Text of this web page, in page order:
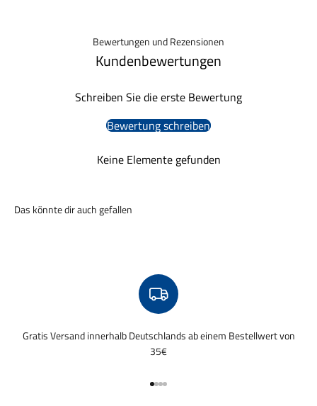
Bewertungen und Rezensionen
Kundenbewertungen
Schreiben Sie die erste Bewertung
Bewertung schreiben
Keine Elemente gefunden
Gratis Versand innerhalb Deutschlands ab einem Bestellwert von
35€
Gehe zu Element 1
Gehe zu Element 2
Gehe zu Element 3
Gehe zu Element 4